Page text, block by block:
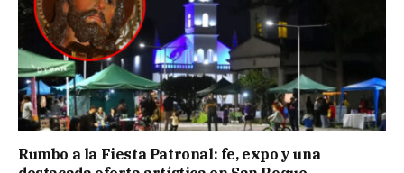
Rumbo a la Fiesta Patronal: fe, expo y una